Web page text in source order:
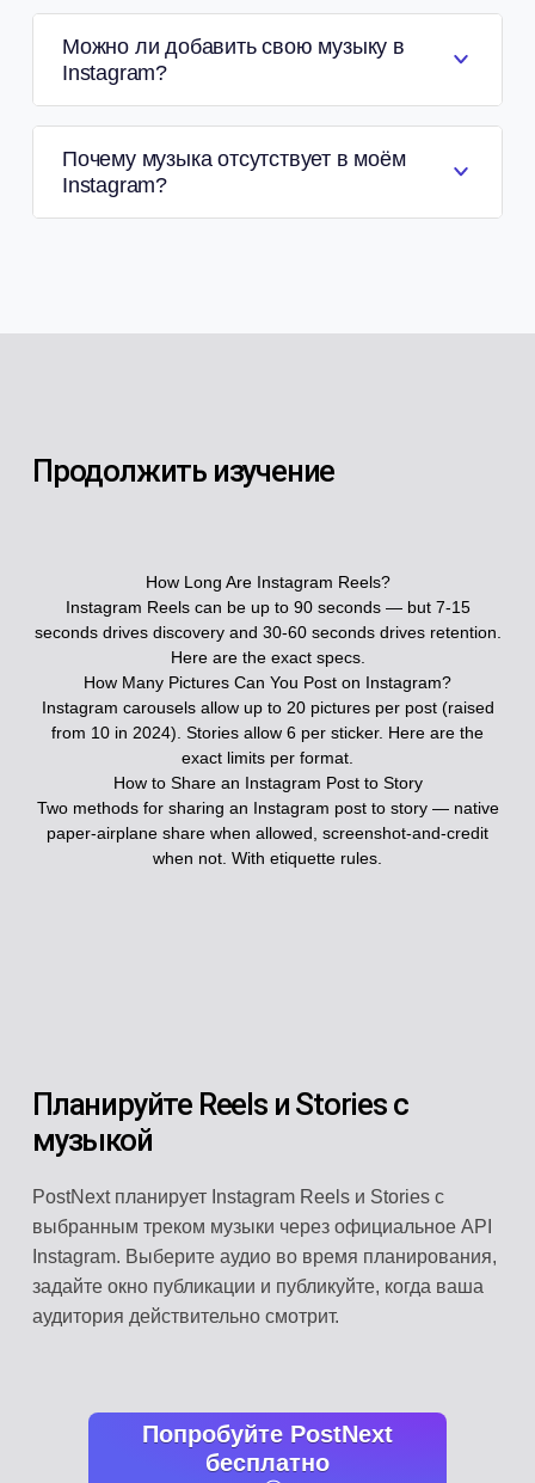
Можно ли добавить свою музыку в
Instagram?
Почему музыка отсутствует в моём
Instagram?
Продолжить изучение
How Long Are Instagram Reels?
Instagram Reels can be up to 90 seconds — but 7-15
seconds drives discovery and 30-60 seconds drives retention.
Here are the exact specs.
How Many Pictures Can You Post on Instagram?
Instagram carousels allow up to 20 pictures per post (raised
from 10 in 2024). Stories allow 6 per sticker. Here are the
exact limits per format.
How to Share an Instagram Post to Story
Two methods for sharing an Instagram post to story — native
paper-airplane share when allowed, screenshot-and-credit
when not. With etiquette rules.
Планируйте Reels и Stories с
музыкой
PostNext планирует Instagram Reels и Stories с
выбранным треком музыки через официальное API
Instagram. Выберите аудио во время планирования,
задайте окно публикации и публикуйте, когда ваша
аудитория действительно смотрит.
Попробуйте PostNext
бесплатно